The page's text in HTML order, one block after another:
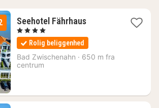
Seehotel Fährhaus1
fra
1413
kr.
, 4 Stjerner
Rolig beliggenhed
Bad Zwischenahn · 650 m fra
centrum